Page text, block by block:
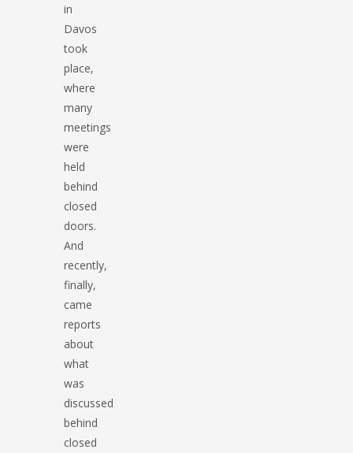
in
Davos
took
place,
where
many
meetings
were
held
behind
closed
doors.
And
recently,
finally,
came
reports
about
what
was
discussed
behind
closed